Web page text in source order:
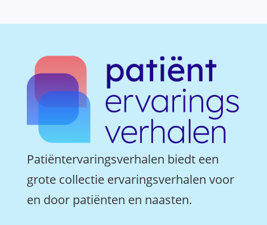
Patiëntervaringsverhalen biedt een
grote collectie ervaringsverhalen voor
en door patiënten en naasten.